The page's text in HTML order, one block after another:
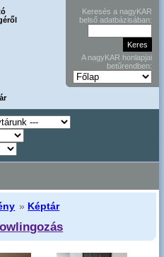
Keresés a nagyKAR
belső adatbázisában:
A nagyKAR honlapjai
betűrendben:
» Képtár